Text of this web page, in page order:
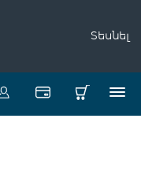
Տեսնել